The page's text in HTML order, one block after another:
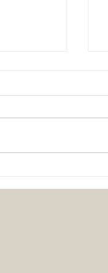
の参加
。 先着
ただきま